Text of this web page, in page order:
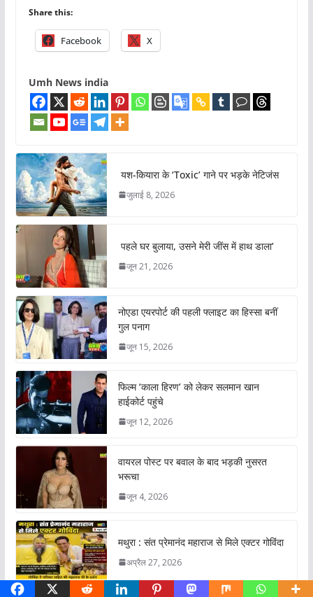
Share this:
Facebook X
Umh News india
यश-कियारा के ‘Toxic’ गाने पर भड़के नेटिजंस
जुलाई 8, 2026
पहले घर बुलाया, उसने मेरी जींस में हाथ डाला’
जून 21, 2026
नोएडा एयरपोर्ट की पहली फ्लाइट का हिस्सा बनीं
गुल पनाग
जून 15, 2026
फिल्म ‘काला हिरण’ को लेकर सलमान खान
हाईकोर्ट पहुंचे
जून 12, 2026
वायरल पोस्ट पर बवाल के बाद भड़की नुसरत
भरूचा
जून 4, 2026
मथुरा : संत प्रेमानंद महाराज से मिले एक्टर गोविंदा
अप्रैल 27, 2026